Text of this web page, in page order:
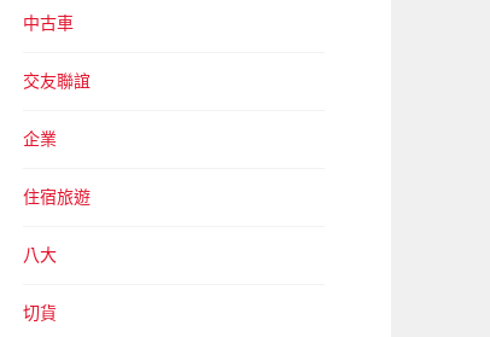
中古車
交友聯誼
企業
住宿旅遊
八大
切貨